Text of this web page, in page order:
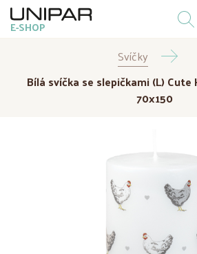
E-SHOP
Dárkové balíčky
Doplňky
Doprodej
Kampaně
CZK EUR
Svíčky
Bílá svíčka se slepičkami (L)
70x150